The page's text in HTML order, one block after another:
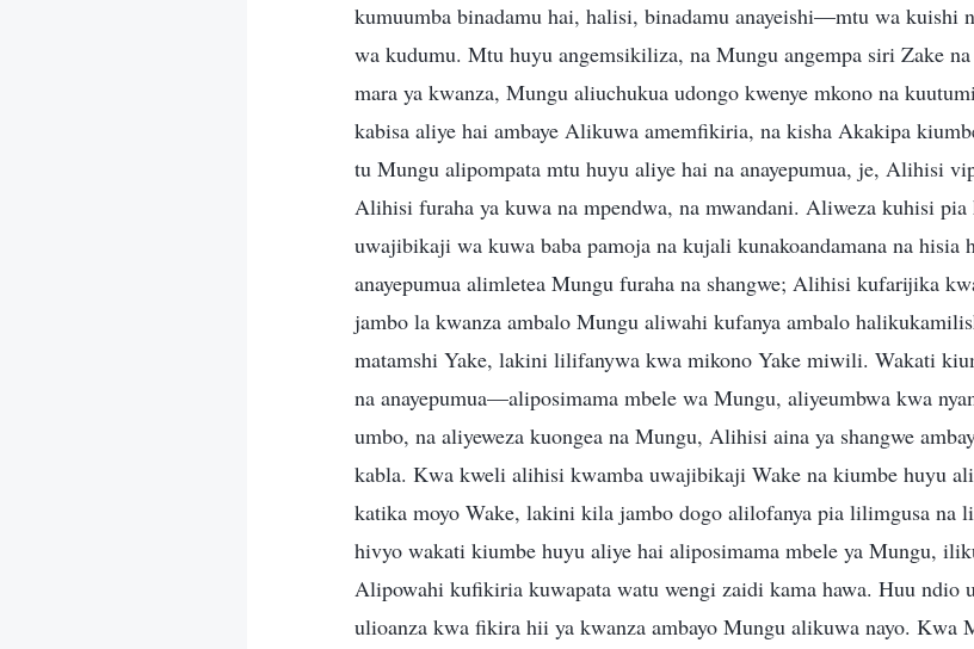
kumuumba binadamu hai, halisi, binadamu anayeishi—mtu wa kuishi
wa kudumu. Mtu huyu angemsikiliza, na Mungu angempa siri Zake
mara ya kwanza, Mungu aliuchukua udongo kwenye mkono na
kabisa aliye hai ambaye Alikuwa amemfikiria, na kisha Akakipa
tu Mungu alipompata mtu huyu aliye hai na anayepumua, je, Alihisi
Alihisi furaha ya kuwa na mpendwa, na mwandani. Aliweza kuhisi pia
uwajibikaji wa kuwa baba pamoja na kujali kunakoandamana na
anayepumua alimletea Mungu furaha na shangwe; Alihisi kufarijika
jambo la kwanza ambalo Mungu aliwahi kufanya ambalo
matamshi Yake, lakini lilifanywa kwa mikono Yake miwili. Wakati
na anayepumua—aliposimama mbele wa Mungu, aliyeumbwa kwa
umbo, na aliyeweza kuongea na Mungu, Alihisi aina ya shangwe
kabla. Kwa kweli alihisi kwamba uwajibikaji Wake na kiumbe huyu
katika moyo Wake, lakini kila jambo dogo alilofanya pia lilimgusa na
hivyo wakati kiumbe huyu aliye hai aliposimama mbele ya Mungu,
Alipowahi kufikiria kuwapata watu wengi zaidi kama hawa. Huu ndio
ulioanza kwa fikira hii ya kwanza ambayo Mungu alikuwa nayo. Kwa